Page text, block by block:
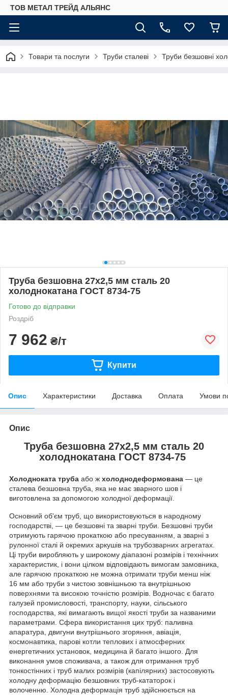
ТОВ МЕТАЛ ТРЕЙД АЛЬЯНС
Товари та послуги Труби сталеві Труби безшовні
Труба безшовна 27х2,5 мм сталь 20
холоднокатана ГОСТ 8734-75
Готово до відправки
Роздріб
7 962 ₴/т
Купити
Опис Характеристики Доставка Оплата Умови
Опис
Труба безшовна 27х2,5 мм сталь 20
холоднокатана ГОСТ 8734-75
Холодноката труба або ж холоднодеформована — це
сталева безшовна труба, яка не має зварного шов і
виготовлена за допомогою холодної деформації.
Основний об'єм труб, що використовуються в народному
господарстві, — це безшовні та зварні труби. Безшовні труби
отримують гарячою прокаткою або пресуванням, а зварні з
рулонної сталі й окремих аркушів на трубозварних агрегатах.
Ці труби виробляють у широкому діапазоні розмірів і технічних
характеристик, і вони цілком відповідають вимогам замовника,
але гарячою прокаткою не можна отримати труби менш ніж
16 мм або труби з чистою зовнішньою та внутрішньою
поверхнями та високою точністю розмірів. Водночас є багато
галузей промисловості, транспорту, науки, сільського
господарства, які вимагають вищої якості труби за названими
параметрами. Сфера використання цих труб: паливна
апаратура, двигуни внутрішнього згоряння, авіація,
космонавтика, парові котли теплових і атмосферних
енергетичних установок, медицина й багато іншого. Для
виконання умов споживача, а також для отримання труб
тонкостінних і труб малих розмірів (капілярних) застосовують
холодну деформацію безшовних труб-кататорок і
волоченню. Холодна деформація труб здійснюється на